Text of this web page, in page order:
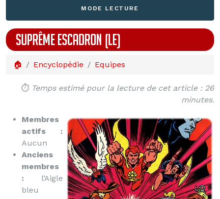
MODE LECTURE
SUPRÊME ESCADRON (LE)
🏠 Encyclopédie Equipes
⏱️ Temps estimé pour la lecture de cet article : 26
minutes.
Membres
actifs :
Aucun
Anciens
membres
: l’Aigle
bleu